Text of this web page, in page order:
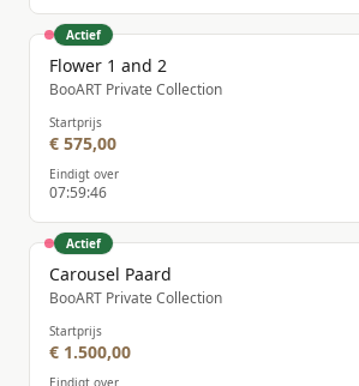
Actief
Flower 1 and 2
BooART Private Collection
Startprijs
€ 575,00
Eindigt over
07:59:46
Actief
Carousel Paard
BooART Private Collection
Startprijs
€ 1.500,00
Eindigt over